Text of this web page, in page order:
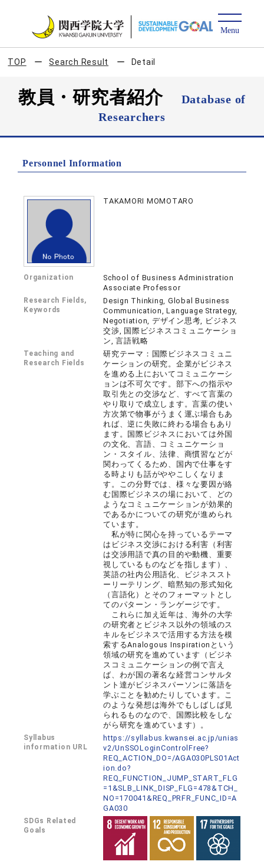
TOP Search Result Detail
教員・研究者紹介
Database of
Researchers
Personnel Information
TAKAMORI MOMOTARO
Organization
School of Business Administration
Associate Professor
Research Fields,
Keywords
Design Thinking, Global Business
Communication, Language Strategy,
Negotiation, デザイン思考, ビジネス
交渉, 国際ビジネスコミュニケーショ
ン, 言語戦略
Teaching and
Research Fields
研究テーマ：国際ビジネスコミュニ
ケーションの研究。企業がビジネス
を進める上においてコミュニケーシ
ョンは不可欠です。部下への指示や
取引先との交渉など、すべて言葉の
やり取りで成立します。言葉の使い
方次第で物事がうまく運ぶ場合もあ
れば、逆に失敗に終わる場合もあり
ます。国際ビジネスにおいては外国
の文化、言語、コミュニケーショ
ン・スタイル、法律、商慣習などが
関わってくるため、国内で仕事をす
る時よりも話がややこしくなりま
す。この分野では、様々な要因が絡
む国際ビジネスの場において、どの
ようなコミュニケーションが効果的
であるかについての研究が進められ
ています。
私が特に関心を持っているテーマ
はビジネス交渉における利害（利害
は交渉用語で真の目的や動機、重要
視しているものなどを指します）、
英語の社内公用語化、ビジネススト
ーリーテリング、暗黙知の形式知化
（言語化）とそのフォーマットとし
てのパターン・ランゲージです。
これらに加え近年は、海外の大学
の研究者とビジネス以外の領域のス
キルをビジネスで活用する方法を模
索するAnalogous Inspirationという
領域の研究を進めています（ビジネ
スコミュニケーションの例で言え
ば、わが国の著名な経営コンサルタ
ント達がビジネスパーソンに落語を
学ぶことを勧めたりしています。こ
のような発想は海外でもしばしば見
られるものなので、国際比較をしな
がら研究を進めています）。
Syllabus
information URL
https://syllabus.kwansei.ac.jp/unias
v2/UnSSOLoginControlFree?
REQ_ACTION_DO=/AGA030PLS01Act
ion.do?
REQ_FUNCTION_JUMP_START_FLG
=1&SLB_LINK_DISP_FLG=478&TCH_
NO=170041&REQ_PRFR_FUNC_ID=A
GA030
SDGs Related
Goals